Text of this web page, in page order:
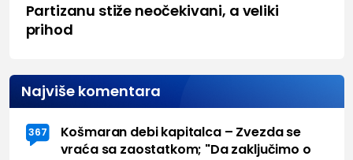
Partizanu stiže neočekivani, a veliki
prihod
Najviše komentara
367
Košmaran debi kapitalca – Zvezda se
vraća sa zaostatkom; "Da zaključimo o